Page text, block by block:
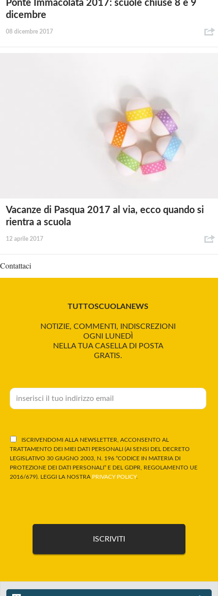
Ponte Immacolata 2017: scuole chiuse 8 e 9
dicembre
08 dicembre 2017
Vacanze di Pasqua 2017 al via, ecco quando si
rientra a scuola
12 aprile 2017
Contattaci
TUTTOSCUOLANEWS
NOTIZIE, COMMENTI, INDISCREZIONI
OGNI LUNEDÌ
NELLA TUA CASELLA DI POSTA
GRATIS.
ISCRIVENDOMI ALLA NEWSLETTER, ACCONSENTO AL
TRATTAMENTO DEI MIEI DATI PERSONALI (AI SENSI DEL DECRETO
LEGISLATIVO 30 GIUGNO 2003, N. 196 “CODICE IN MATERIA DI
PROTEZIONE DEI DATI PERSONALI” E DEL GDPR, REGOLAMENTO UE
2016/679). LEGGI LA NOSTRA PRIVACY POLICY.